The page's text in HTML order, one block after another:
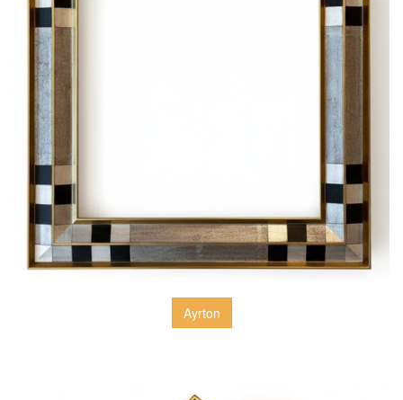
Ayrton